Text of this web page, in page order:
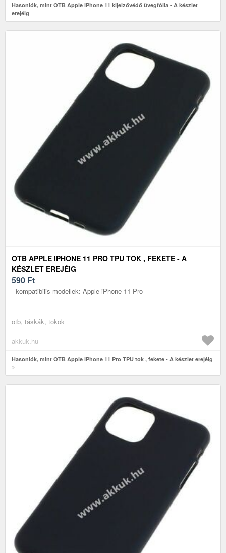
Hasonlók, mint OTB Apple iPhone 11 kijelzővédő üvegfólia - A készlet
erejéig
OTB APPLE IPHONE 11 PRO TPU TOK , FEKETE - A
KÉSZLET EREJÉIG
590 Ft
- kompatibilis modellek: Apple iPhone 11 Pro
otb, táskák, tokok
akkuk.hu
Hasonlók, mint OTB Apple iPhone 11 Pro TPU tok , fekete - A készlet erejéig